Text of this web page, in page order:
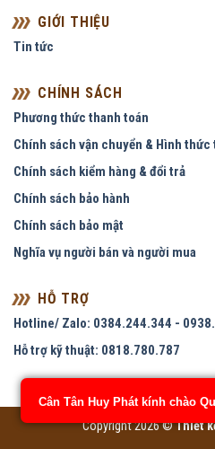
Cân Tân Huy Phát kính chào
GIỚI THIỆU
Tin tức
CHÍNH SÁCH
Phương thức thanh toán
Chính sách vận chuyển & Hình thức
Chính sách kiểm hàng & đổi trả
Chính sách bảo hành
Chính sách bảo mật
Nghĩa vụ người bán và người mua
HỖ TRỢ
Hotline/ Zalo: 0384.244.344 -
Hỗ trợ kỹ thuật: 0818.780.787
Copyright 2026 ©Thiết